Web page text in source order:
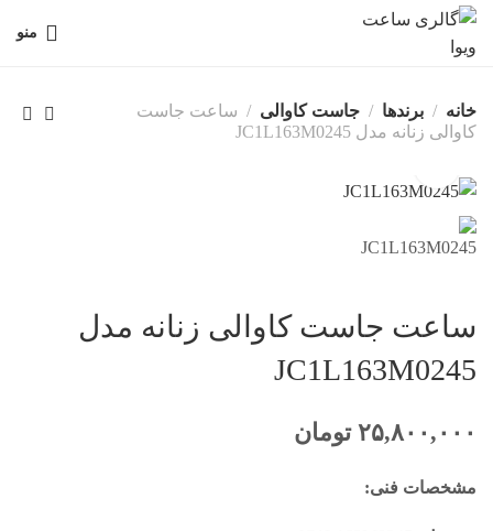
منو
خانه برندها جاست کاوالی
ساعت جاست
کاوالی زنانه مدل JC1L163M0245
ساعت جاست کاوالی زنانه مدل
JC1L163M0245
۲۵,۸۰۰,۰۰۰ تومان
مشخصات فنی: